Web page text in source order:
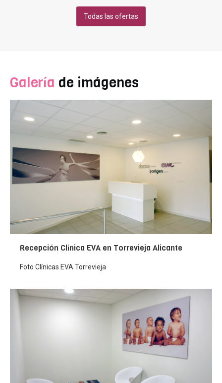
por financiar tu tratamiento. Todo el trámite se
vayas a domiciliar los recibos. No hace falta que
cambies de banco. La respuesta de la entidad
financiera en la aprobación de la operación es muy
rápida. ¿Qué tipo de financiación puedo contratar?
Financiación sin intereses, con cuotas mensuales y
plazos desde 3 meses hasta 12 meses. Financiación
con intereses, con cuotas mensuales y plazos desde
6 meses hasta 60 meses.
PRIMERA CONSULTA GRATUITA.
FINANCIACIÓN A MEDIDA
Todas las ofertas
Galería de imágenes
Recepción Clínica EVA en Torrevieja Alicante
Foto Clínicas EVA Torrevieja